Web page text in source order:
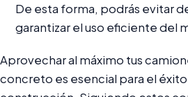
De esta forma, podrás evitar
garantizar el uso eficiente del
Aprovechar al máximo tus
concreto es esencial para el